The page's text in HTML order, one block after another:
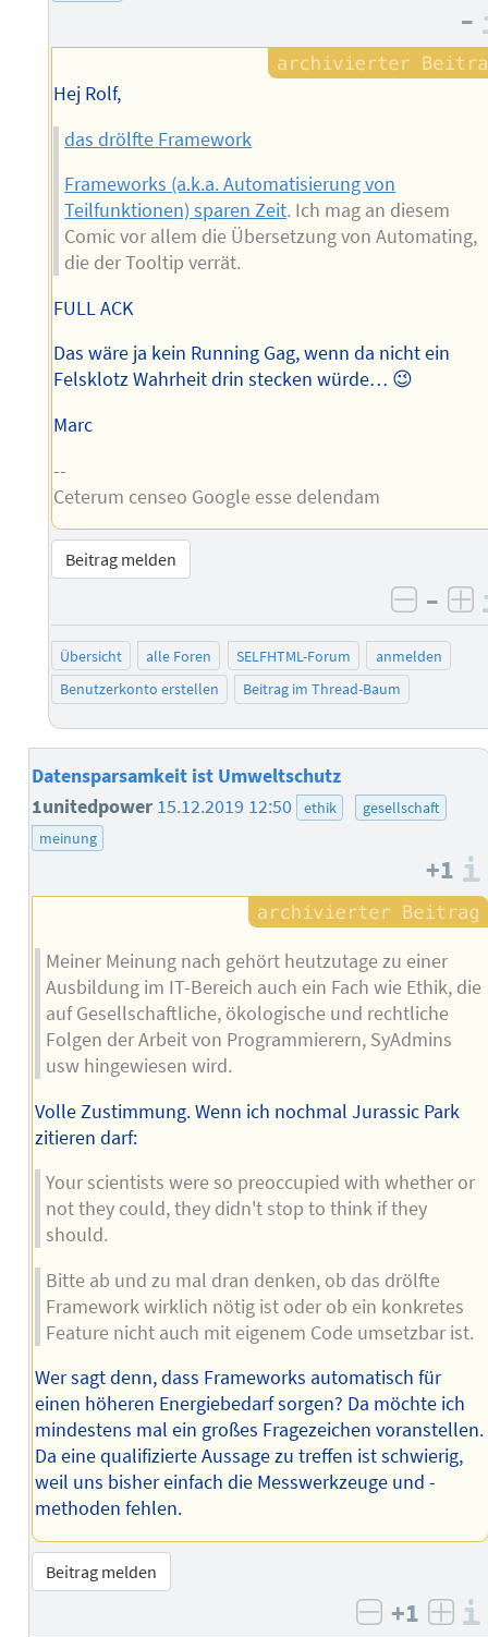
–
Hej Rolf,
das drölfte Framework
Frameworks (a.k.a. Automatisierung von
Teilfunktionen) sparen Zeit. Ich mag an diesem
Comic vor allem die Übersetzung von Automating,
die der Tooltip verrät.
FULL ACK
Das wäre ja kein Running Gag, wenn da nicht ein
Felsklotz Wahrheit drin stecken würde… 😉
Marc
--
Ceterum censeo Google esse delendam
Beitrag melden
–
Übersicht alle Foren SELFHTML-Forum
anmelden
Benutzerkonto erstellen
Beitrag im Thread-Baum
Datensparsamkeit ist Umweltschutz
1unitedpower 15.12.2019 12:50 ethik
gesellschaft
meinung
+1
Meiner Meinung nach gehört heutzutage zu einer
Ausbildung im IT-Bereich auch ein Fach wie Ethik, die
auf Gesellschaftliche, ökologische und rechtliche
Folgen der Arbeit von Programmierern, SyAdmins
usw hingewiesen wird.
Volle Zustimmung. Wenn ich nochmal Jurassic Park
zitieren darf:
Your scientists were so preoccupied with whether or
not they could, they didn't stop to think if they
should.
Bitte ab und zu mal dran denken, ob das drölfte
Framework wirklich nötig ist oder ob ein konkretes
Feature nicht auch mit eigenem Code umsetzbar ist.
Wer sagt denn, dass Frameworks automatisch für
einen höheren Energiebedarf sorgen? Da möchte ich
mindestens mal ein großes Fragezeichen voranstellen.
Da eine qualifizierte Aussage zu treffen ist schwierig,
weil uns bisher einfach die Messwerkzeuge und -
methoden fehlen.
Beitrag melden
negativ
+1